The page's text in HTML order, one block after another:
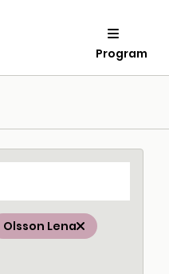
Program
Olsson Lena